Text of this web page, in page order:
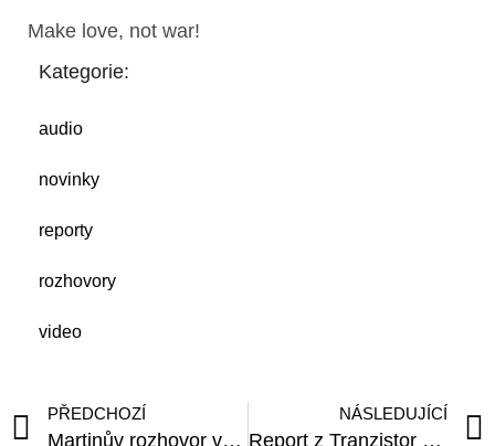
Make love, not war!
Kategorie:
audio
novinky
reporty
rozhovory
video
PŘEDCHOZÍ
Martinův rozhovor v Nočním proudu na ČRo2
NÁSLEDUJÍCÍ
Report z Tranzistor Revue